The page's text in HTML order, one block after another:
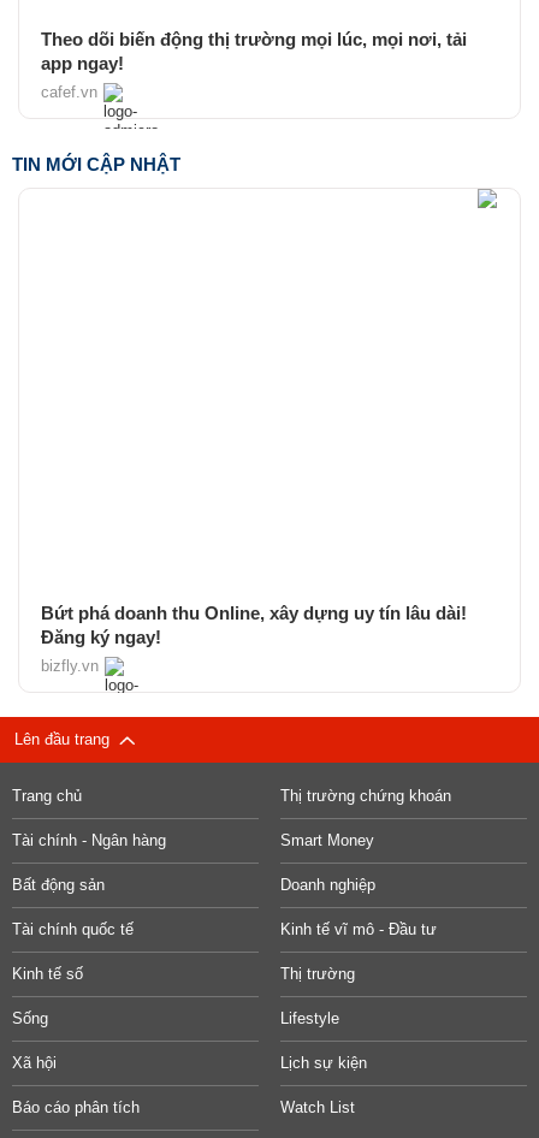
Theo dõi biến động thị trường mọi lúc, mọi nơi, tải
app ngay!
cafef.vn
TIN MỚI CẬP NHẬT
Bứt phá doanh thu Online, xây dựng uy tín lâu dài!
Đăng ký ngay!
bizfly.vn
Lên đầu trang
Trang chủ Thị trường chứng khoán
Tài chính - Ngân hàng Smart Money
Bất động sản Doanh nghiệp
Tài chính quốc tế Kinh tế vĩ mô - Đầu tư
Kinh tế số Thị trường
Sống Lifestyle
Xã hội Lịch sự kiện
Báo cáo phân tích Watch List